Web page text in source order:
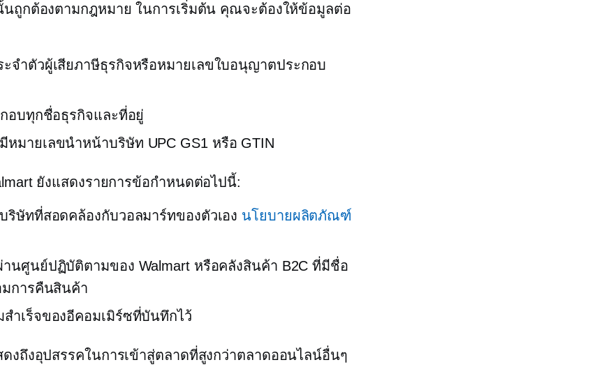
ถูกต้องตามกฎหมาย ในการเริ่มต้น คุณจะต้องให้ข้อมูลต่อ
ะจำตัวผู้เสียภาษีธุรกิจหรือหมายเลขใบอนุญาตประกอบ
กอบทุกชื่อธุรกิจและที่อยู่
มายเลขนำหน้าบริษัท UPC GS1 หรือ GTIN
ยังแสดงรายการข้อกำหนดต่อไปนี้:
ริษัทที่สอดคล้องกับวอลมาร์ทของตัวเอง นโยบายผลิตภัณฑ์
านศูนย์ปฏิบัติตามของ Walmart หรือคลังสินค้า B2C ที่มีชื่อ
มการคืนสินค้า
สำเร็จของอีคอมเมิร์ซที่บันทึกไว้
งถึงอุปสรรคในการเข้าสู่ตลาดที่สูงกว่าตลาดออนไลน์อื่นๆ